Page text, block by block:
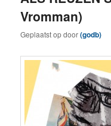
Vromman)
Geplaatst opdoor(godb)